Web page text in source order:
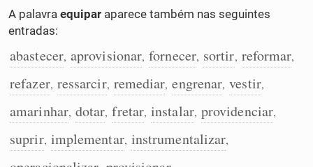
A palavra equipar aparece também nas seguintes
entradas:
abastecer, aprovisionar, fornecer, sortir, reformar,
refazer, ressarcir, remediar, engrenar, vestir,
amarinhar, dotar, fretar, instalar, providenciar,
suprir, implementar, instrumentalizar,